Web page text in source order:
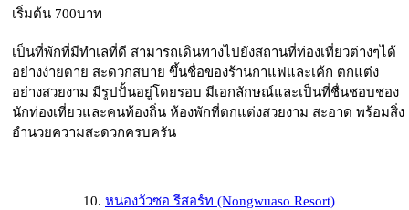
เริ่มต้น 700บาท
เป็นที่พักที่มีทำเลที่ดี สามารถเดินทางไปยังสถานที่ท่องเที่ยวต่างๆได้
อย่างง่ายดาย สะดวกสบาย ขึ้นชื่อของร้านกาแฟและเค้ก ตกแต่ง
อย่างสวยงาม มีรูปปั้นอยู่โดยรอบ มีเอกลักษณ์และเป็นที่ชื่นชอบชอง
นักท่องเที่ยวและคนท้องถิ่น ห้องพักที่ตกแต่งสวยงาม สะอาด พร้อมสิ่ง
อำนวยความสะดวกครบครัน
10. หนองวัวซอ รีสอร์ท (Nongwuaso Resort)